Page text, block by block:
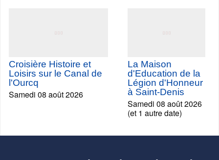
Croisière Histoire et
Loisirs sur le Canal de
l'Ourcq
Samedi 08 août 2026
La Maison
d'Education de la
Légion d'Honneur
à Saint-Denis
Samedi 08 août 2026
(et 1 autre date)